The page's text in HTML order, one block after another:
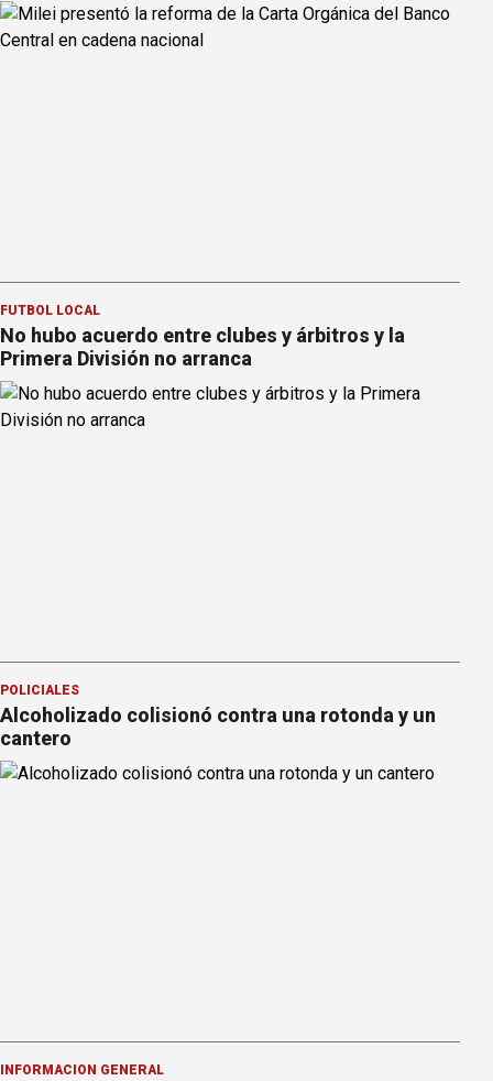
FÚTBOL LOCAL
No hubo acuerdo entre clubes y árbitros y la
Primera División no arranca
POLICIALES
Alcoholizado colisionó contra una rotonda y un
cantero
INFORMACION GENERAL